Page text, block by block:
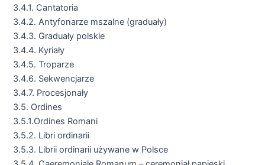
3.4.1. Cantatoria
3.4.2. Antyfonarze mszalne (graduały)
3.4.3. Graduały polskie
3.4.4. Kyriały
3.4.5. Troparze
3.4.6. Sekwencjarze
3.4.7. Procesjonały
3.5. Ordines
3.5.1.Ordines Romani
3.5.2. Libri ordinarii
3.5.3. Librii ordinarii używane w Polsce